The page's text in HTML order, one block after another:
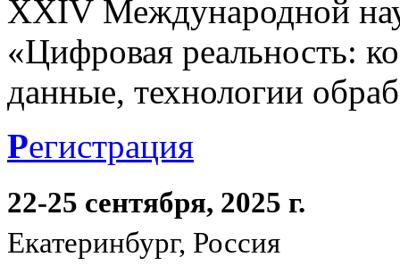
XXIV Международной
«Цифровая реальность:
данные, технологии
Регистрация
22-25 сентября, 2025 г.
Екатеринбург, Россия